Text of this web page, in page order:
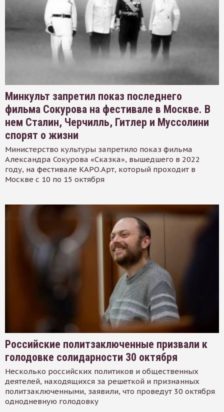
Минкульт запретил показ последнего
фильма Сокурова на фестивале в Москве. В
нем Сталин, Черчилль, Гитлер и Муссолини
спорят о жизни
Министерство культуры запретило показ фильма
Александра Сокурова «Сказка», вышедшего в 2022
году, на фестивале КАРО.Арт, который проходит в
Москве с 10 по 15 октября
Российские политзаключенные призвали к
голодовке солидарности 30 октября
Несколько российских политиков и общественных
деятелей, находящихся за решеткой и признанных
политзаключенными, заявили, что проведут 30 октября
однодневную голодовку